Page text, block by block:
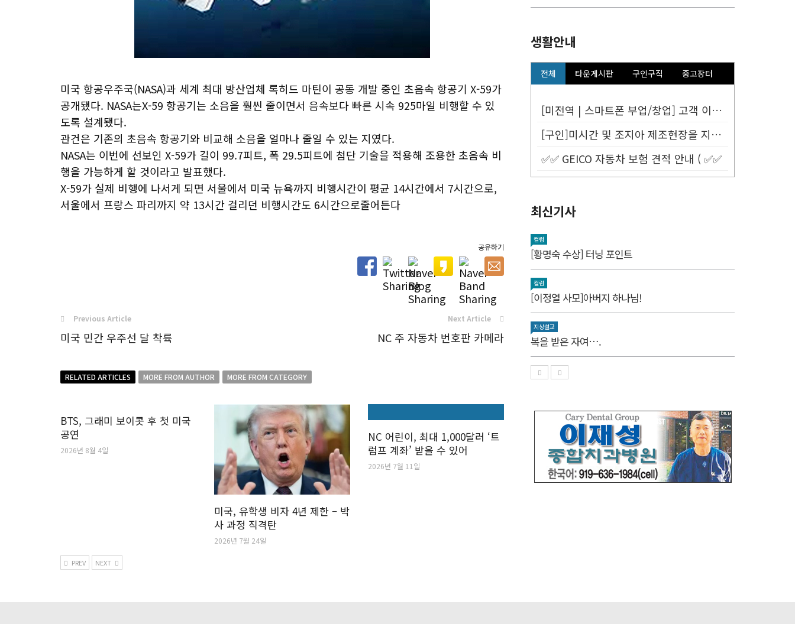
미국 항공우주국(NASA)과 세계 최대 방산업체 록히드 마틴이 공동 개발 중인 초음속 항공기 X-59가
공개됐다. NASA는X-59 항공기는 소음을 훨씬 줄이면서 음속보다 빠른 시속 925마일 비행할 수 있
도록 설계됐다.
관건은 기존의 초음속 항공기와 비교해 소음을 얼마나 줄일 수 있는 지였다.
NASA는 이번에 선보인 X-59가 길이 99.7피트, 폭 29.5피트에 첨단 기술을 적용해 조용한 초음속 비
행을 가능하게 할 것이라고 발표했다.
X-59가 실제 비행에 나서게 되면 서울에서 미국 뉴욕까지 비행시간이 평균 14시간에서 7시간으로,
서울에서 프랑스 파리까지 약 13시간 걸리던 비행시간도 6시간으로줄어든다
공유하기
Previous Article
미국 민간 우주선 달 착륙
Next Article
NC 주 자동차 번호판 카메라
RELATED ARTICLES MORE FROM AUTHOR MORE FROM CATEGORY
BTS, 그래미 보이콧 후 첫 미국
공연
2026년 8월 4일
미국, 유학생 비자 4년 제한 – 박
사 과정 직격탄
2026년 7월 24일
NC 어린이, 최대 1,000달러 ‘트
럼프 계좌’ 받을 수 있어
2026년 7월 11일
PREV NEXT
생활안내
전체 타운게시판 구인구직 중고장터
[미전역 | 스마트폰 부업/창업] 고객 이름만 넣으면 평생 연금 20% ...
[구인]미시간 및 조지아 제조현장을 지원할 Customer Service...
✅✅ GEICO 자동차 보험 견적 안내 ( ✅✅
최신기사
컬럼
[황명숙 수상] 터닝 포인트
컬럼
[이정열 사모]아버지 하나님!
지상설교
복을 받은 자여….